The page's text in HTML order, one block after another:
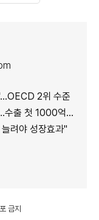
2위 수준
1000억달러 돌파
려야 성장효과"
금지